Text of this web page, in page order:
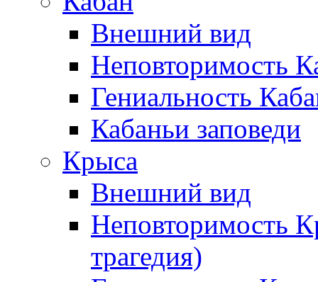
Внешний вид
Неповторимость
Гениальность
Кабаньи заповеди
Крыса
Внешний вид
Неповторимость
трагедия)